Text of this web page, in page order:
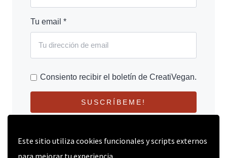
Este sitio utiliza cookies funcionales y scripts externos
para mejorar tu experiencia.
Tu email *
Consiento recibir el boletín de CreatiVegan.
SUSCRÍBEME!